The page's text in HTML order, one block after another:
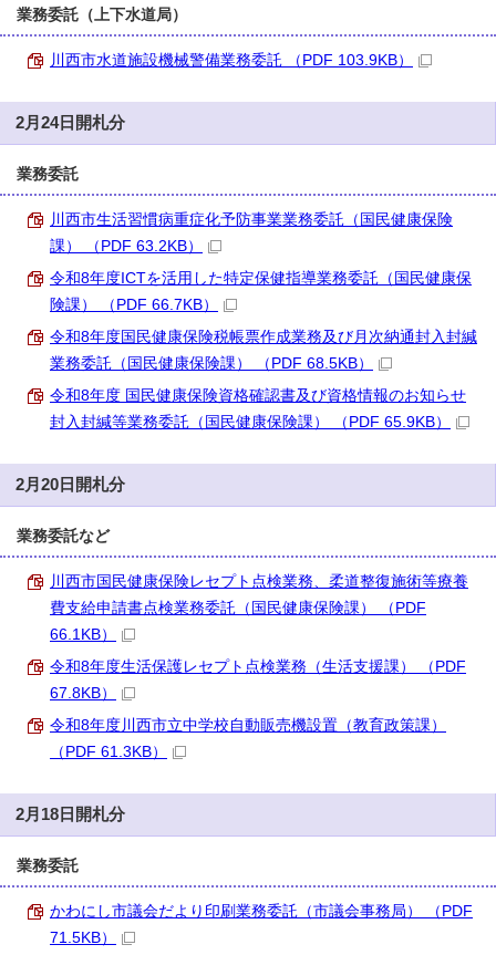
業務委託（上下水道局）
川西市水道施設機械警備業務委託 （PDF 103.9KB）
2月24日開札分
業務委託
川西市生活習慣病重症化予防事業業務委託（国民健康保険
課） （PDF 63.2KB）
令和8年度ICTを活用した特定保健指導業務委託（国民健康保
険課） （PDF 66.7KB）
令和8年度国民健康保険税帳票作成業務及び月次納通封入封緘
業務委託（国民健康保険課） （PDF 68.5KB）
令和8年度 国民健康保険資格確認書及び資格情報のお知らせ
封入封緘等業務委託（国民健康保険課） （PDF 65.9KB）
2月20日開札分
業務委託など
川西市国民健康保険レセプト点検業務、柔道整復施術等療養
費支給申請書点検業務委託（国民健康保険課） （PDF
66.1KB）
令和8年度生活保護レセプト点検業務（生活支援課） （PDF
67.8KB）
令和8年度川西市立中学校自動販売機設置（教育政策課）
（PDF 61.3KB）
2月18日開札分
業務委託
かわにし市議会だより印刷業務委託（市議会事務局） （PDF
71.5KB）